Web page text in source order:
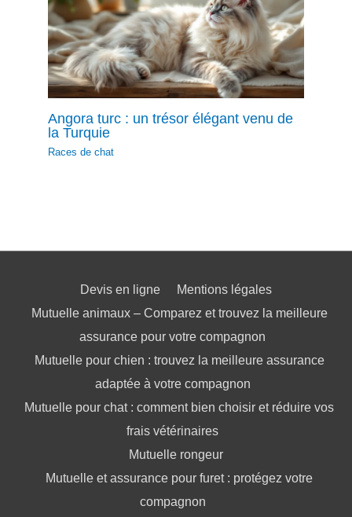
Angora turc : un trésor élégant venu de
la Turquie
Races de chat
Devis en ligne
Mentions légales
Mutuelle animaux – Comparez et trouvez la meilleure
assurance pour votre compagnon
Mutuelle pour chien : trouvez la meilleure assurance
adaptée à votre compagnon
Mutuelle pour chat : comment bien choisir et réduire vos
frais vétérinaires
Mutuelle rongeur
Mutuelle et assurance pour furet : protégez votre
compagnon